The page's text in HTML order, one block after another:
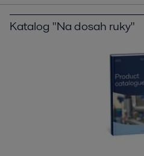
Katalog "Na dosah ruky"